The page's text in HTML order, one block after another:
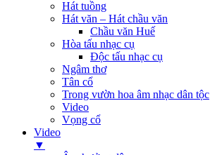
Hát tuồng
Hát văn – Hát chầu văn
Chầu văn Huế
Hòa tấu nhạc cụ
Độc tấu nhạc cụ
Ngâm thơ
Tân cổ
Trong vườn hoa âm nhạc dân tộc
Video
Vọng cổ
Video
▼